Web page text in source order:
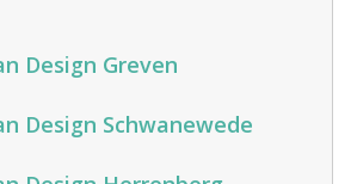
Design Greven
Design Schwanewede